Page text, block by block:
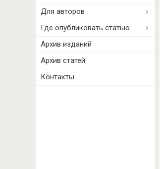
Для авторов
Где опубликовать статью
Архив изданий
Архив статей
Контакты